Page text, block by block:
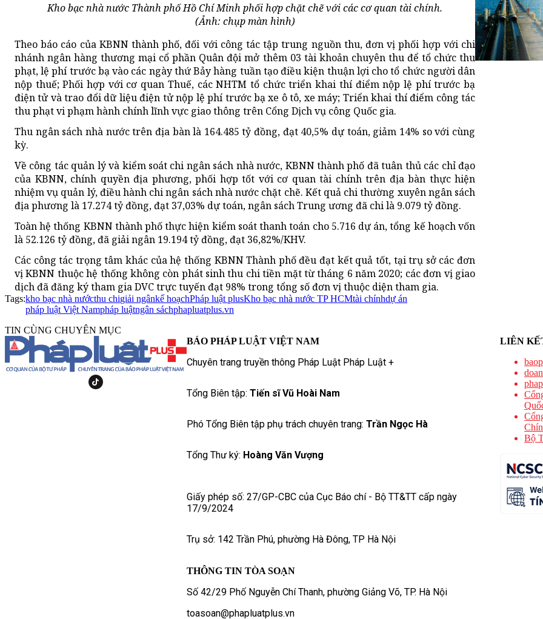
Kho bạc nhà nước Thành phố Hồ Chí Minh phối hợp chặt chẽ với các cơ quan tài chính.
(Ảnh: chụp màn hình)
Theo báo cáo của KBNN thành phố, đối với công tác tập trung nguồn thu, đơn vị phối hợp với chi
nhánh ngân hàng thương mại cổ phần Quân đội mở thêm 03 tài khoản chuyên thu để tổ chức thu
phạt, lệ phí trước bạ vào các ngày thứ Bảy hàng tuần tạo điều kiện thuận lợi cho tổ chức người dân
nộp thuế; Phối hợp với cơ quan Thuế, các NHTM tổ chức triển khai thí điểm nộp lệ phí trước bạ
điện tử và trao đổi dữ liệu điện tử nộp lệ phí trước bạ xe ô tô, xe máy; Triển khai thí điểm công tác
thu phạt vi phạm hành chính lĩnh vực giao thông trên Cổng Dịch vụ công Quốc gia.
Thu ngân sách nhà nước trên địa bàn là 164.485 tỷ đồng, đạt 40,5% dự toán, giảm 14% so với cùng
kỳ.
Về công tác quản lý và kiểm soát chi ngân sách nhà nước, KBNN thành phố đã tuân thủ các chỉ đạo
của KBNN, chính quyền địa phương, phối hợp tốt với cơ quan tài chính trên địa bàn thực hiện
nhiệm vụ quản lý, điều hành chi ngân sách nhà nước chặt chẽ. Kết quả chi thường xuyên ngân sách
địa phương là 17.274 tỷ đồng, đạt 37,03% dự toán, ngân sách Trung ương đã chi là 9.079 tỷ đồng.
Toàn hệ thống KBNN thành phố thực hiện kiểm soát thanh toán cho 5.716 dự án, tổng kế hoạch vốn
là 52.126 tỷ đồng, đã giải ngân 19.194 tỷ đồng, đạt 36,82%/KHV.
Các công tác trọng tâm khác của hệ thống KBNN Thành phố đều đạt kết quả tốt, tại trụ sở các đơn
vị KBNN thuộc hệ thống không còn phát sinh thu chi tiền mặt từ tháng 6 năm 2020; các đơn vị giao
dịch đã đăng ký tham gia DVC trực tuyến đạt 98% trong tổng số đơn vị thuộc diện tham gia.
Tags:kho bạc nhà nướcthu chigiải ngânkế hoạchPháp luật plusKho bạc nhà nước TP HCMtài chínhdự án
pháp luật Việt Nampháp luậtngân sáchphapluatplus.vn
TIN CÙNG CHUYÊN MỤC
BÁO PHÁP LUẬT VIỆT NAM
Chuyên trang truyền thông Pháp Luật Pháp Luật +
Tổng Biên tập: Tiến sĩ Vũ Hoài Nam
Phó Tổng Biên tập phụ trách chuyên trang: Trần Ngọc Hà
Tổng Thư ký: Hoàng Văn Vượng
Giấy phép số: 27/GP-CBC của Cục Báo chí - Bộ TT&TT cấp ngày
17/9/2024
Trụ sở: 142 Trần Phú, phường Hà Đông, TP Hà Nội
THÔNG TIN TÒA SOẠN
Số 42/29 Phố Nguyễn Chí Thanh, phường Giảng Võ, TP. Hà Nội
toasoan@phapluatplus.vn
LIÊN
Bộ